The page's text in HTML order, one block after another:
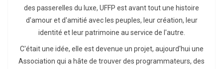
des passerelles du luxe, UFFP est avant tout une histoire
d'amour et d'amitié avec les peuples, leur création, leur
identité et leur patrimoine au service de l'autre.
C'était une idée, elle est devenue un projet, aujourd'hui une
Association qui a hâte de trouver des programmateurs, des